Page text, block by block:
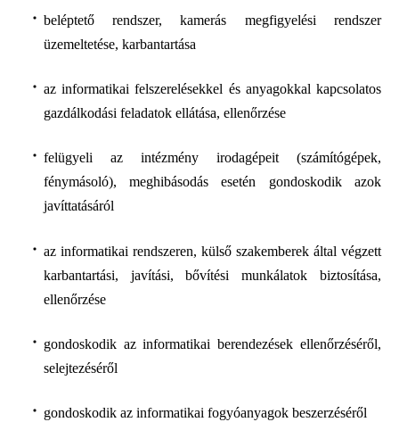
beléptető rendszer, kamerás megfigyelési rendszer
üzemeltetése, karbantartása
az informatikai felszerelésekkel és anyagokkal kapcsolatos
gazdálkodási feladatok ellátása, ellenőrzése
felügyeli az intézmény irodagépeit (számítógépek,
fénymásoló), meghibásodás esetén gondoskodik azok
javíttatásáról
az informatikai rendszeren, külső szakemberek által végzett
karbantartási, javítási, bővítési munkálatok biztosítása,
ellenőrzése
gondoskodik az informatikai berendezések ellenőrzéséről,
selejtezéséről
gondoskodik az informatikai fogyóanyagok beszerzéséről